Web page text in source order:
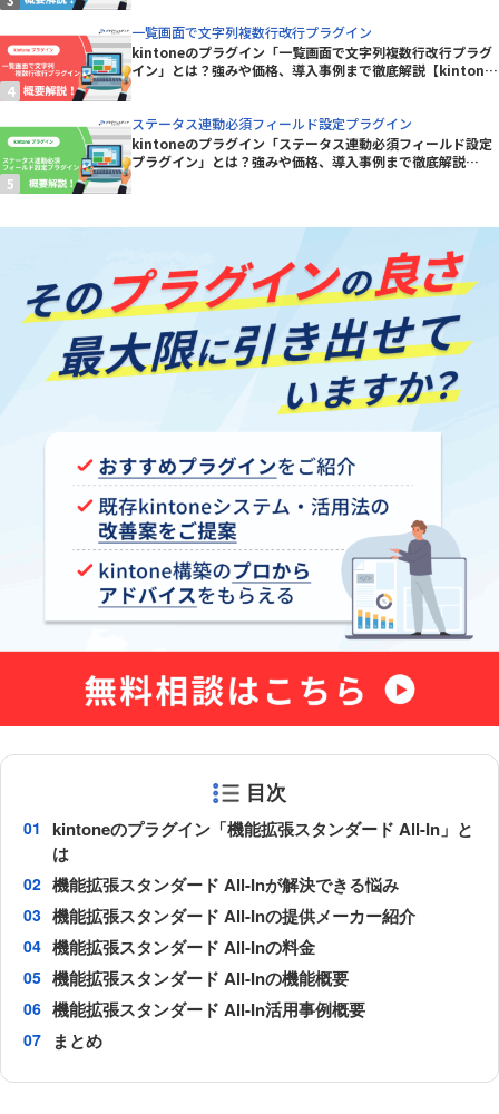
一覧画面で文字列複数行改行プラグイン
kintoneのプラグイン「一覧画面で文字列複数行改行プラグ
イン」とは？強みや価格、導入事例まで徹底解説【kintone
ステータス連動必須フィールド設定プラグイン
kintoneのプラグイン「ステータス連動必須フィールド設定
プラグイン」とは？強みや価格、導入事例まで徹底解説
目次
kintoneのプラグイン「機能拡張スタンダード All-In」と
は
機能拡張スタンダード All-Inが解決できる悩み
機能拡張スタンダード All-Inの提供メーカー紹介
機能拡張スタンダード All-Inの料金
機能拡張スタンダード All-Inの機能概要
機能拡張スタンダード All-In活用事例概要
まとめ